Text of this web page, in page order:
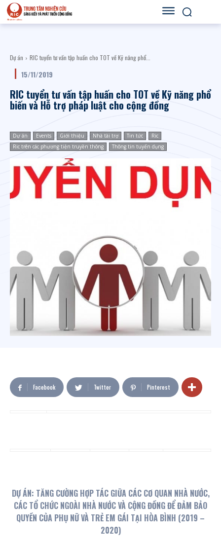
Dự án RIC tuyển tư vấn tập huấn cho TOT về Kỹ năng phổ...
15/11/2019
RIC tuyển tư vấn tập huấn cho TOT về Kỹ năng phổ
biến và Hỗ trợ pháp luật cho cộng đồng
Dự án Events Giới thiệu Nhà tài trợ Tin tức
Ric
Ric trên các phương tiện truyền thông
Thông tin tuyển dụng
Facebook Twitter Pinterest
DỰ ÁN: TĂNG CƯỜNG HỢP TÁC GIỮA CÁC CƠ QUAN NHÀ NƯỚC,
CÁC TỔ CHỨC NGOÀI NHÀ NƯỚC VÀ CỘNG ĐỒNG ĐỂ ĐẢM BẢO
QUYỀN CỦA PHỤ NỮ VÀ TRẺ EM GÁI TẠI HÒA BÌNH (2019 –
2020)